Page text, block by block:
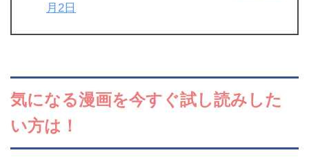
月2日
気になる漫画を今すぐ試し読みした
い方は！